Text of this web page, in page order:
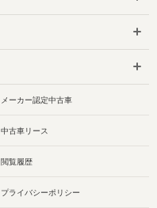
メーカー認定中古車
中古車リース
閲覧履歴
プライバシーポリシー